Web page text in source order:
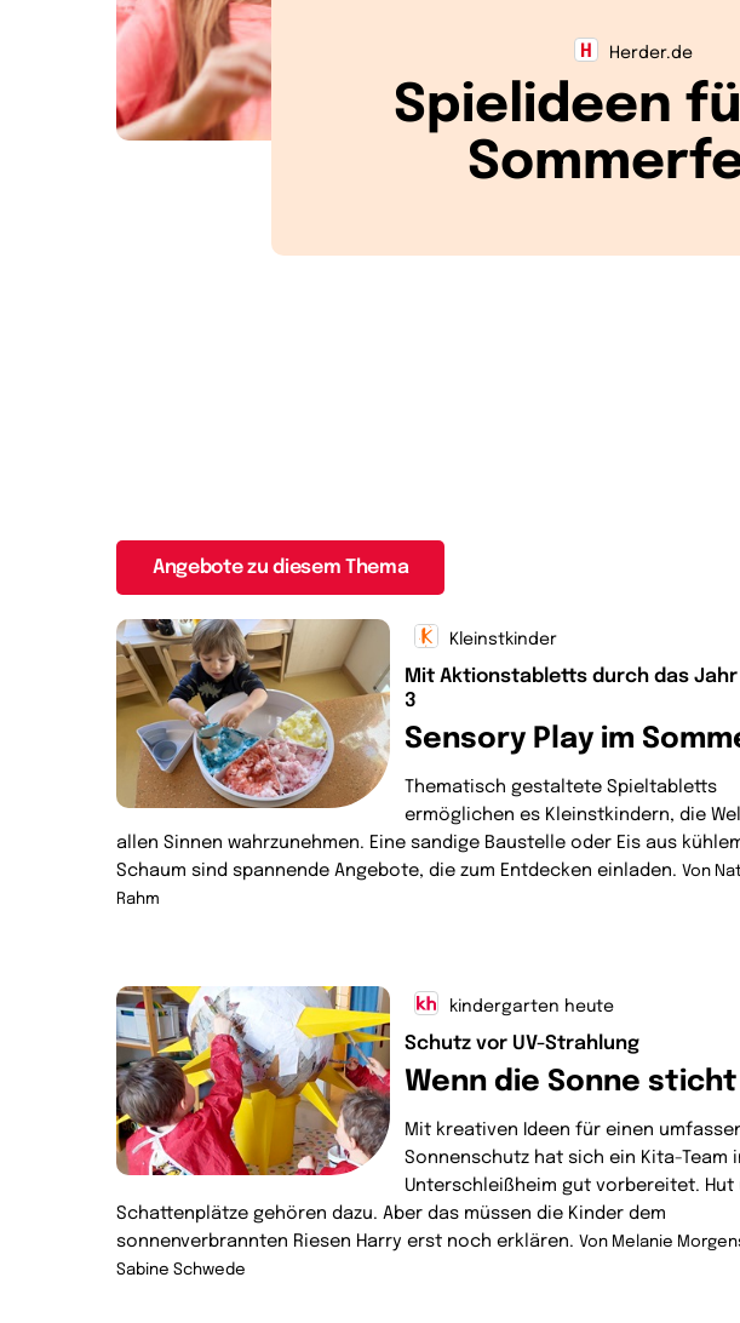
Herder.de
Spielideen
Angebote zu diesem Thema
Kleinstkinder
Mit Aktionstabletts durch das Jahr
3
Sensory Play im
Thematisch gestaltete Spieltabletts
ermöglichen es Kleinstkindern, die
allen Sinnen wahrzunehmen. Eine sandige Baustelle oder Eis aus
Schaum sind spannende Angebote, die zum Entdecken einladen. Von
Rahm
kindergarten heute
Schutz vor UV-Strahlung
Wenn die Sonne sticht
Mit kreativen Ideen für einen
Sonnenschutz hat sich ein Kita-Team
Unterschleißheim gut vorbereitet. Hut
Schattenplätze gehören dazu. Aber das müssen die Kinder dem
sonnenverbrannten Riesen Harry erst noch erklären. Von Melanie
Sabine Schwede